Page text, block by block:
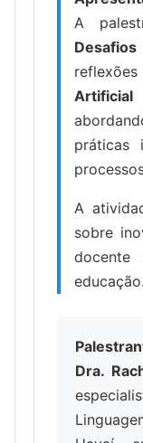
A
Desafios
Artificial
práticas
A
sobre
docente
educação.
Dra.